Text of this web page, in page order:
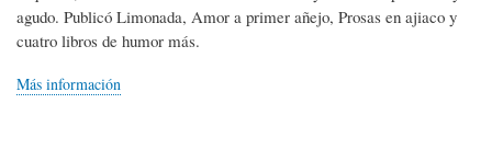
agudo. Publicó Limonada, Amor a primer añejo, Prosas en ajiaco y
cuatro libros de humor más.
Más información